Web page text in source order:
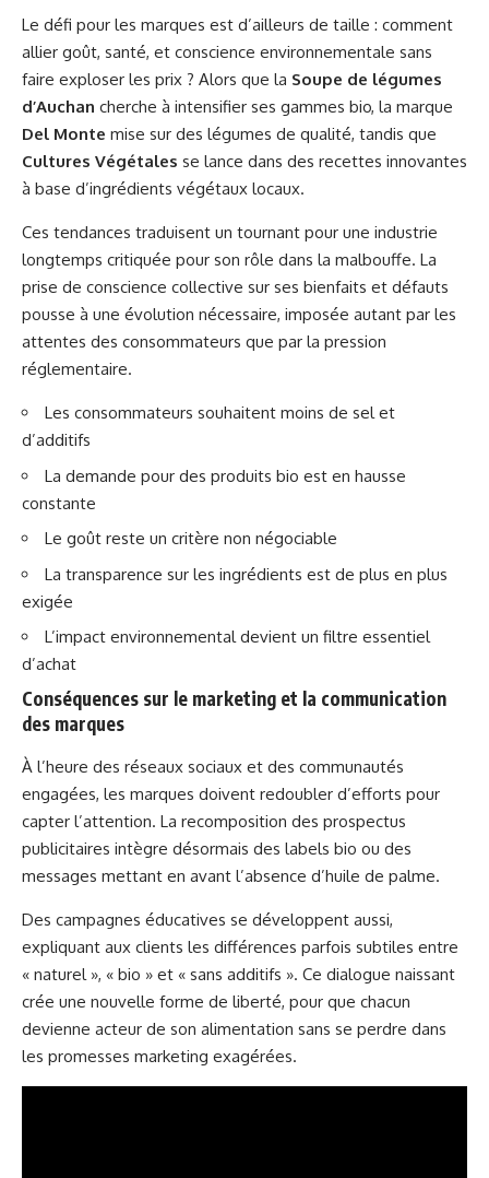
Le défi pour les marques est d’ailleurs de taille : comment
allier goût, santé, et conscience environnementale sans
faire exploser les prix ? Alors que la Soupe de légumes
d’Auchan cherche à intensifier ses gammes bio, la marque
Del Monte mise sur des légumes de qualité, tandis que
Cultures Végétales se lance dans des recettes innovantes
à base d’ingrédients végétaux locaux.
Ces tendances traduisent un tournant pour une industrie
longtemps critiquée pour son rôle dans la malbouffe. La
prise de conscience collective sur ses bienfaits et défauts
pousse à une évolution nécessaire, imposée autant par les
attentes des consommateurs que par la pression
réglementaire.
Les consommateurs souhaitent moins de sel et
d’additifs
La demande pour des produits bio est en hausse
constante
Le goût reste un critère non négociable
La transparence sur les ingrédients est de plus en plus
exigée
L’impact environnemental devient un filtre essentiel
d’achat
Conséquences sur le marketing et la communication
des marques
À l’heure des réseaux sociaux et des communautés
engagées, les marques doivent redoubler d’efforts pour
capter l’attention. La recomposition des prospectus
publicitaires intègre désormais des labels bio ou des
messages mettant en avant l’absence d’huile de palme.
Des campagnes éducatives se développent aussi,
expliquant aux clients les différences parfois subtiles entre
« naturel », « bio » et « sans additifs ». Ce dialogue naissant
crée une nouvelle forme de liberté, pour que chacun
devienne acteur de son alimentation sans se perdre dans
les promesses marketing exagérées.